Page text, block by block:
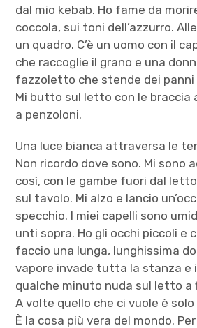
dal mio kebab. Ho fame da
coccola, sui toni dell’azzurro.
un quadro. C’è un uomo con il
che raccoglie il grano e una
fazzoletto che stende dei panni
Mi butto sul letto con le braccia
a penzoloni.
Una luce bianca attraversa le
Non ricordo dove sono. Mi sono
così, con le gambe fuori dal
sul tavolo. Mi alzo e lancio
specchio. I miei capelli sono
unti sopra. Ho gli occhi piccoli e
faccio una lunga, lunghissima
vapore invade tutta la stanza e
qualche minuto nuda sul letto a
A volte quello che ci vuole è
È la cosa più vera del mondo.